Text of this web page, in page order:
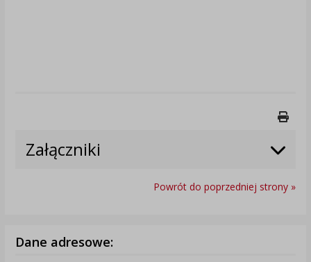
Załączniki
Powrót do poprzedniej strony »
Dane adresowe: